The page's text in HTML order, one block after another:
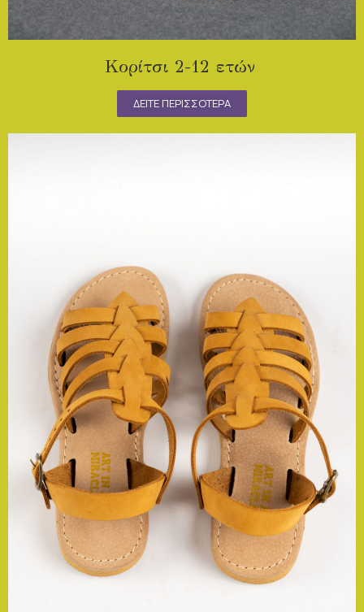
Κορίτσι 2-12 ετών
ΔΕΙΤΕ ΠΕΡΙΣΣΟΤΕΡΑ